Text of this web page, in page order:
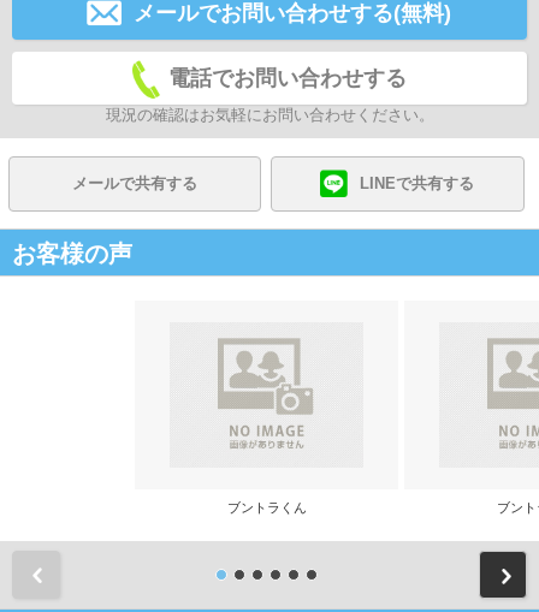
メールでお問い合わせする(無料)
電話でお問い合わせする
現況の確認はお気軽にお問い合わせください。
メールで共有する LINEで共有する
お客様の声
ブントラくん ブン